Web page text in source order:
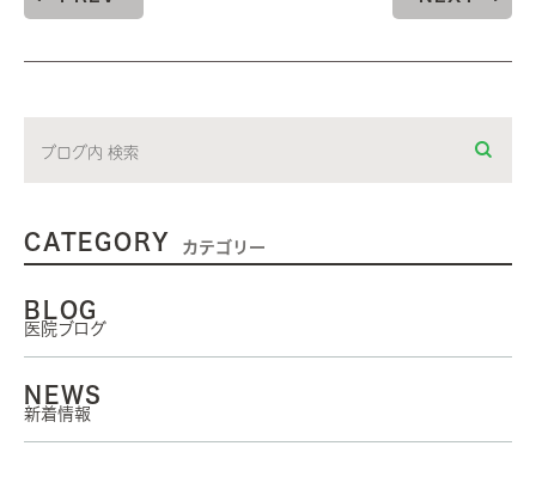
CATEGORY カテゴリー
BLOG
医院ブログ
NEWS
新着情報